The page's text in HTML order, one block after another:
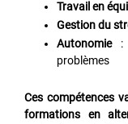
Travail en
Gestion du
Autonomie:
problèmes
Ces compétences
formations en